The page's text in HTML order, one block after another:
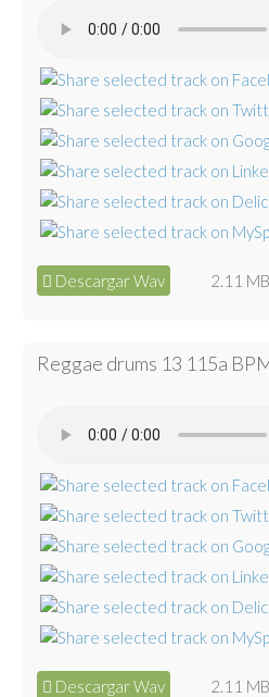
Descargar Wav 2.11 MB
Reggae drums 13 115a
Descargar Wav 2.11 MB